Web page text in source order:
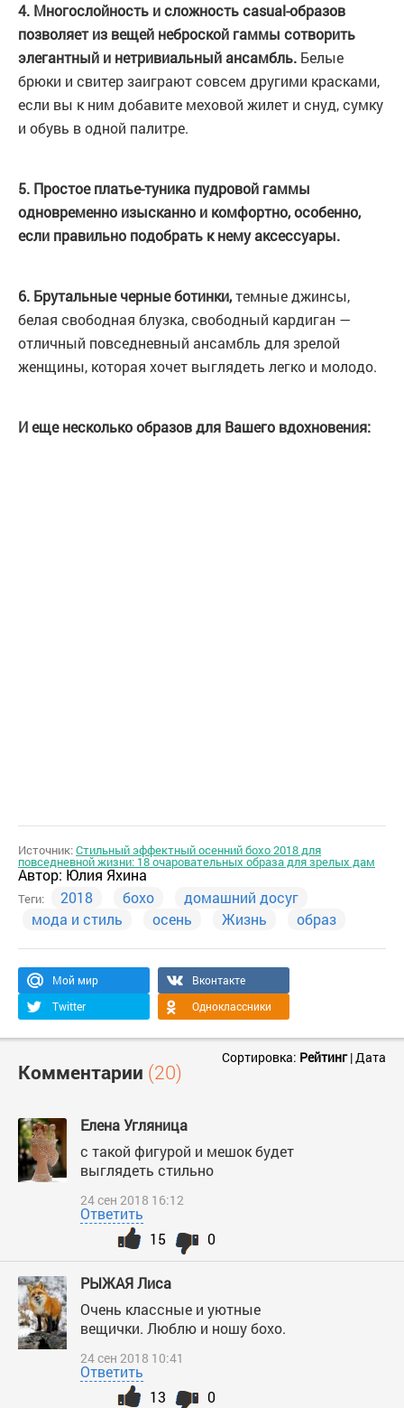
4. Многослойность и сложность casual-образов
позволяет из вещей неброской гаммы сотворить
элегантный и нетривиальный ансамбль. Белые
брюки и свитер заиграют совсем другими красками,
если вы к ним добавите меховой жилет и снуд, сумку
и обувь в одной палитре.
5. Простое платье-туника пудровой гаммы
одновременно изысканно и комфортно, особенно,
если правильно подобрать к нему аксессуары.
6. Брутальные черные ботинки,темные джинсы,
белая свободная блузка, свободный кардиган —
отличный повседневный ансамбль для зрелой
женщины, которая хочет выглядеть легко и молодо.
И еще несколько образов для Вашего вдохновения:
Источник:Стильный эффектный осенний бохо 2018 для
повседневной жизни: 18 очаровательных образа для зрелых дам
Автор: Юлия Яхина
Теги: 2018 бохо
домашний досуг
мода и стиль
осень Жизнь образ
Мой мир
Вконтакте
Twitter
Одноклассники
Комментарии (20)
Сортировка: Рейтинг|Дата
Елена Угляница
с такой фигурой и мешок будет
выглядеть стильно
24 сен 2018 16:12
Ответить
0
15
РЫЖАЯ Лиса
Очень классные и уютные
вещички. Люблю и ношу бохо.
24 сен 2018 10:41
Ответить
0
13